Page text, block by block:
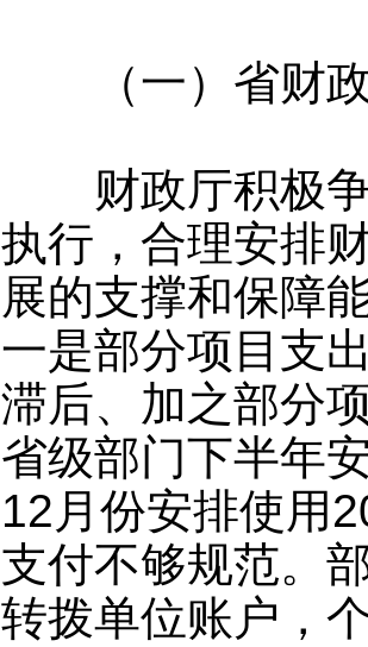
（一）省财政
财政厅积极争
执行，合理安排
展的支撑和保障
一是部分项目支
滞后、加之部分
省级部门下半年
12月份安排使用
支付不够规范。
转拨单位账户，